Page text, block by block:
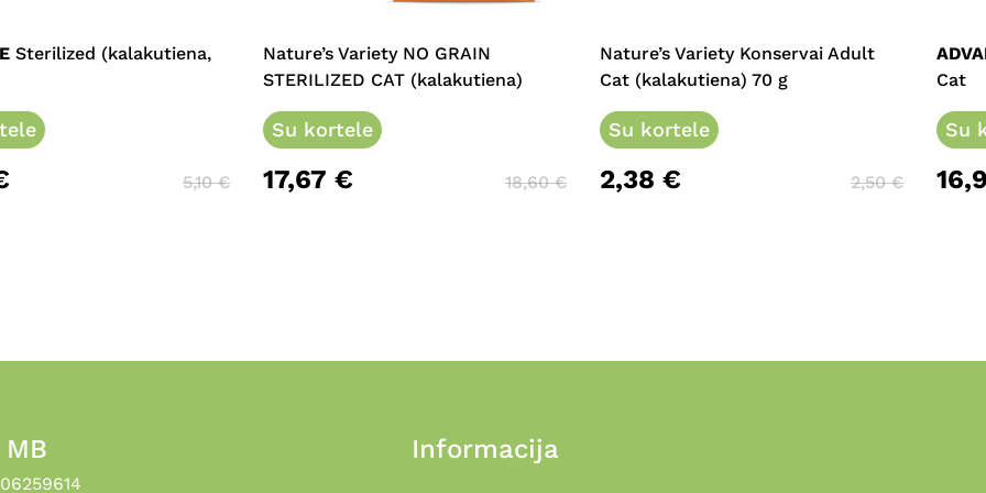
Sterilized (kalakutiena,
5,10€
multiple
variants.
options
may
be
Nature’s Variety NO GRAIN
STERILIZED CAT (kalakutiena)
Su kortele
17,67 € 18,60€
Nature’s Variety Konservai Adult
Cat (kalakutiena) 70 g
Su kortele
2,38 € 2,50€
may
be
Cat
Su
Informacija